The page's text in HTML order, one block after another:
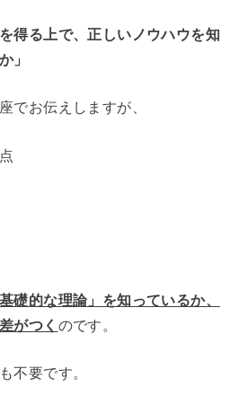
を得る上で、正しいノウハウを知
」
でお伝えしますが、
礎的な理論」を知っているか、
がつく のです。
不要です。